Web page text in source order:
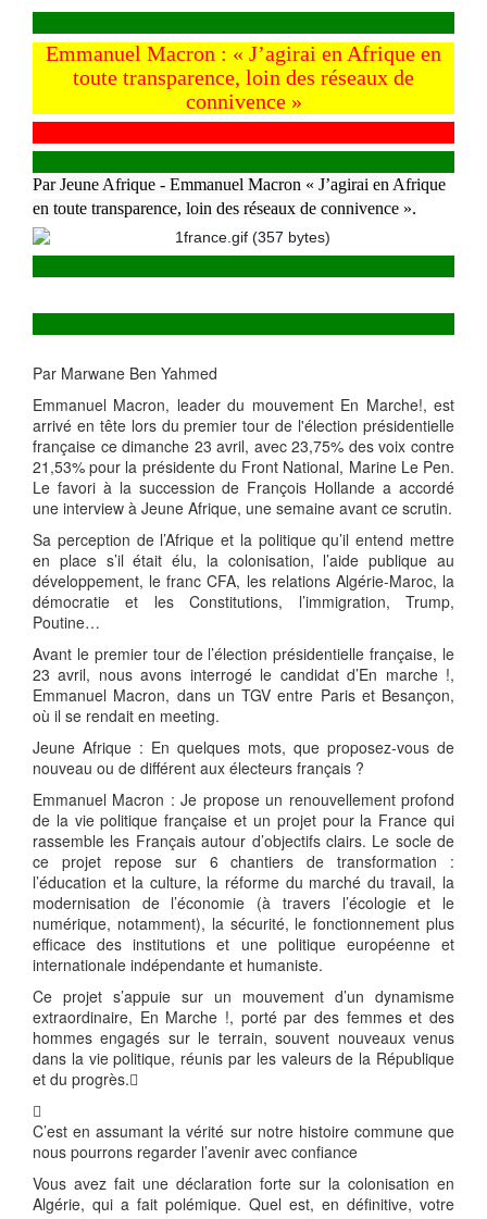
Emmanuel Macron : « J’agirai en Afrique en
toute transparence, loin des réseaux de
connivence »
Par Jeune Afrique - Emmanuel Macron « J’agirai en Afrique
en toute transparence, loin des réseaux de connivence ».
Par Marwane Ben Yahmed
Emmanuel Macron, leader du mouvement En Marche!, est
arrivé en tête lors du premier tour de l'élection présidentielle
française ce dimanche 23 avril, avec 23,75% des voix contre
21,53% pour la présidente du Front National, Marine Le Pen.
Le favori à la succession de François Hollande a accordé
une interview à Jeune Afrique, une semaine avant ce scrutin.
Sa perception de l’Afrique et la politique qu’il entend mettre
en place s’il était élu, la colonisation, l’aide publique au
développement, le franc CFA, les relations Algérie-Maroc, la
démocratie et les Constitutions, l’immigration, Trump,
Poutine…
Avant le premier tour de l’élection présidentielle française, le
23 avril, nous avons interrogé le candidat d’En marche !,
Emmanuel Macron, dans un TGV entre Paris et Besançon,
où il se rendait en meeting.
Jeune Afrique : En quelques mots, que proposez-vous de
nouveau ou de différent aux électeurs français ?
Emmanuel Macron : Je propose un renouvellement profond
de la vie politique française et un projet pour la France qui
rassemble les Français autour d’objectifs clairs. Le socle de
ce projet repose sur 6 chantiers de transformation :
l’éducation et la culture, la réforme du marché du travail, la
modernisation de l’économie (à travers l’écologie et le
numérique, notamment), la sécurité, le fonctionnement plus
efficace des institutions et une politique européenne et
internationale indépendante et humaniste.
Ce projet s’appuie sur un mouvement d’un dynamisme
extraordinaire, En Marche !, porté par des femmes et des
hommes engagés sur le terrain, souvent nouveaux venus
dans la vie politique, réunis par les valeurs de la République
et du progrès.

C’est en assumant la vérité sur notre histoire commune que
nous pourrons regarder l’avenir avec confiance
Vous avez fait une déclaration forte sur la colonisation en
Algérie, qui a fait polémique. Quel est, en définitive, votre